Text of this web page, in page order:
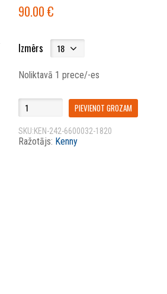
90.00
Izmērs
Noliktavā 1 prece/-es
PIEVIENOT GROZAM
SKU:KEN-242-6600032-1820
Ražotājs: Kenny